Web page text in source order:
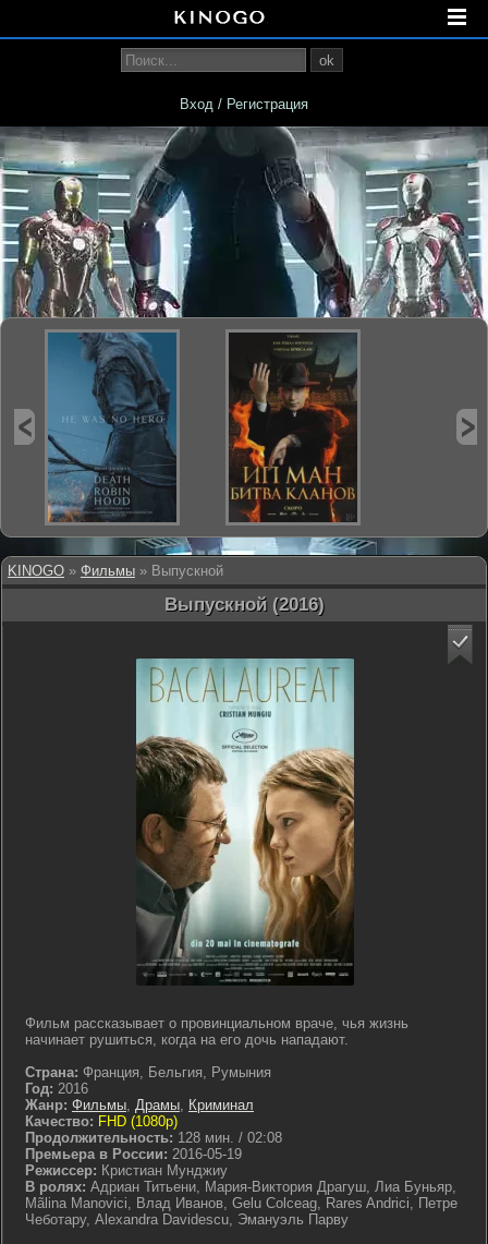
KINOGO » Фильмы » Выпускной
Выпускной (2016)
Фильм рассказывает о провинциальном враче, чья жизнь
начинает рушиться, когда на его дочь нападают.
Страна: Франция, Бельгия, Румыния
Год: 2016
Жанр: Фильмы, Драмы, Криминал
Качество: FHD (1080p)
Продолжительность: 128 мин. / 02:08
Премьера в России: 2016-05-19
Режиссер: Кристиан Мунджиу
В ролях: Адриан Титьени, Мария-Виктория Драгуш, Лиа Буньяр,
Mãlina Manovici, Влад Иванов, Gelu Colceag, Rares Andrici, Петре
Чеботару, Alexandra Davidescu, Эмануэль Парву
ok
Вход / Регистрация